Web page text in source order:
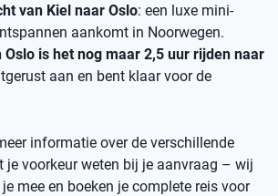
van Kiel naar Oslo: een luxe mini-
aankomt in Noorwegen.
Oslo is het nog maar 2,5 uur rijden naar
aan en bent klaar voor de
informatie over de verschillende
je voorkeur weten bij je aanvraag – wij
mee en boeken je complete reis voor